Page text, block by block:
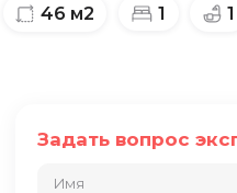
46 м2 1 1
Задать вопрос